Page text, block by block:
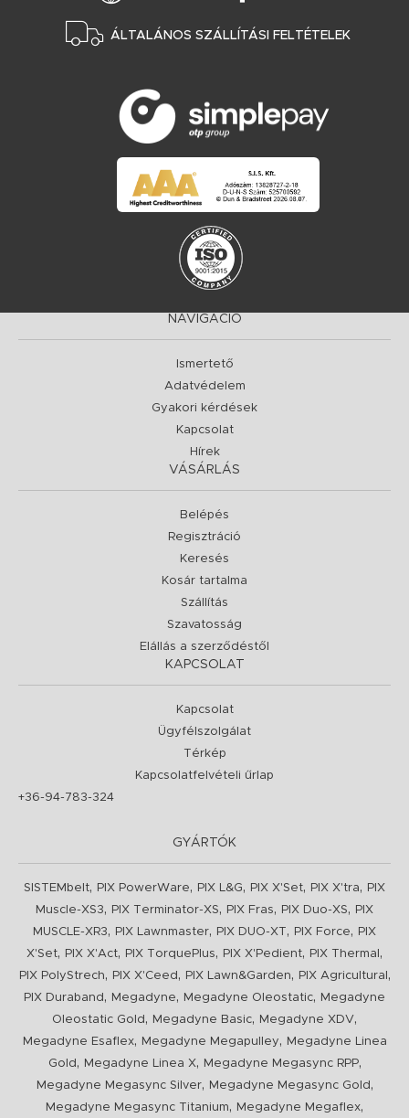
ÁLTALÁNOS SZÁLLÍTÁSI FELTÉTELEK
NAVIGÁCIÓ
Ismertető
Adatvédelem
Gyakori kérdések
Kapcsolat
Hírek
VÁSÁRLÁS
Belépés
Regisztráció
Keresés
Kosár tartalma
Szállítás
Szavatosság
Elállás a szerződéstől
KAPCSOLAT
Kapcsolat
Ügyfélszolgálat
Térkép
Kapcsolatfelvételi űrlap
+36-94-783-324
GYÁRTÓK
SISTEMbelt, PIX PowerWare, PIX L&G, PIX X'Set, PIX X'tra,
PIX
Muscle-XS3, PIX Terminator-XS, PIX Fras, PIX Duo-XS,
PIX
MUSCLE-XR3, PIX Lawnmaster, PIX DUO-XT , PIX Force,
PIX
X'Set, PIX X'Act, PIX TorquePlus, PIX X'Pedient, PIX Thermal ,
PIX PolyStrech, PIX X'Ceed , PIX Lawn&Garden, PIX Agricultural ,
PIX Duraband , Megadyne, Megadyne Oleostatic,
Megadyne
Oleostatic Gold , Megadyne Basic, Megadyne XDV,
Megadyne Esaflex, Megadyne Megapulley,
Megadyne Linea
Gold , Megadyne Linea X, Megadyne Megasync RPP,
Megadyne Megasync Silver, Megadyne Megasync Gold ,
Megadyne Megasync Titanium, Megadyne Megaflex,